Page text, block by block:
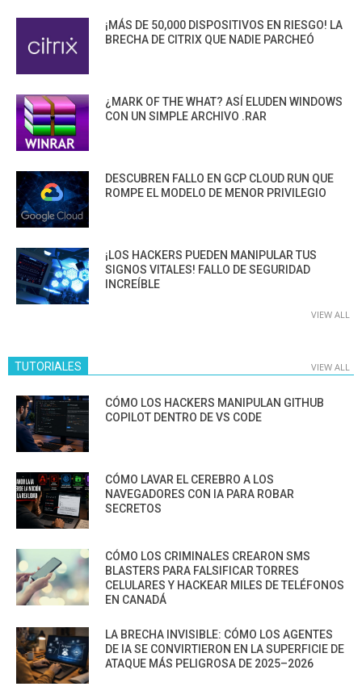
¡MÁS DE 50,000 DISPOSITIVOS EN RIESGO! LA
BRECHA DE CITRIX QUE NADIE PARCHEÓ
¿MARK OF THE WHAT? ASÍ ELUDEN WINDOWS
CON UN SIMPLE ARCHIVO .RAR
DESCUBREN FALLO EN GCP CLOUD RUN QUE
ROMPE EL MODELO DE MENOR PRIVILEGIO
¡LOS HACKERS PUEDEN MANIPULAR TUS
SIGNOS VITALES! FALLO DE SEGURIDAD
INCREÍBLE
VIEW ALL
TUTORIALES VIEW ALL
CÓMO LOS HACKERS MANIPULAN GITHUB
COPILOT DENTRO DE VS CODE
CÓMO LAVAR EL CEREBRO A LOS
NAVEGADORES CON IA PARA ROBAR
SECRETOS
CÓMO LOS CRIMINALES CREARON SMS
BLASTERS PARA FALSIFICAR TORRES
CELULARES Y HACKEAR MILES DE TELÉFONOS
EN CANADÁ
LA BRECHA INVISIBLE: CÓMO LOS AGENTES
DE IA SE CONVIRTIERON EN LA SUPERFICIE DE
ATAQUE MÁS PELIGROSA DE 2025–2026